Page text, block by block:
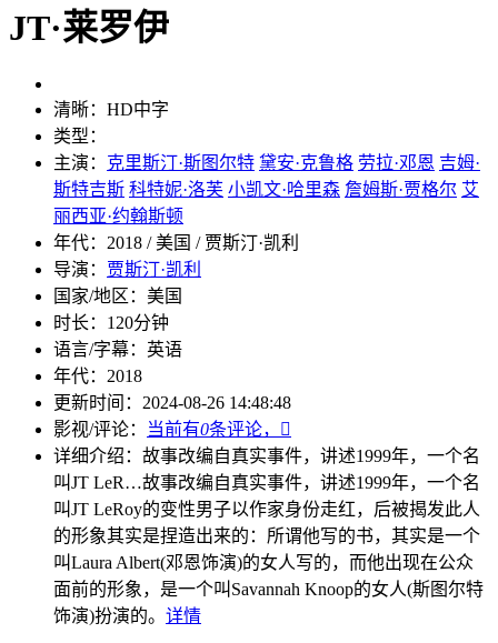
JT·莱罗伊
清晰： HD中字
类型：
主演： 克里斯汀·斯图尔特 黛安·克鲁格 劳拉·邓恩 吉姆·
斯特吉斯 科特妮·洛芙 小凯文·哈里森 詹姆斯·贾格尔 艾
丽西亚·约翰斯顿
年代： 2018 / 美国 / 贾斯汀·凯利
导演： 贾斯汀·凯利
国家/地区： 美国
时长： 120分钟
语言/字幕： 英语
年代： 2018
更新时间： 2024-08-26 14:48:48
影视/评论：
当前有0条评论，

详细介绍： 故事改编自真实事件，讲述1999年，一个名
叫JT LeR…故事改编自真实事件，讲述1999年，一个名
叫JT LeRoy的变性男子以作家身份走红，后被揭发此人
的形象其实是捏造出来的：所谓他写的书，其实是一个
叫Laura Albert(邓恩饰演)的女人写的，而他出现在公众
面前的形象，是一个叫Savannah Knoop的女人(斯图尔特
饰演)扮演的。 详情